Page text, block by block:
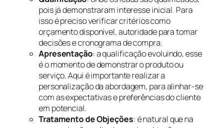
pois já demonstraram interesse inicial. Para
isso é preciso verificar critérios como
orçamento disponível, autoridade para tomar
decisões e cronograma de compra.
Apresentação: a qualificação evoluindo, esse
é o momento de demonstrar o produto ou
serviço. Aqui é importante realizar a
personalização da abordagem, para alinhar-se
com as expectativas e preferências do cliente
em potencial.
Tratamento de Objeções: é natural que na